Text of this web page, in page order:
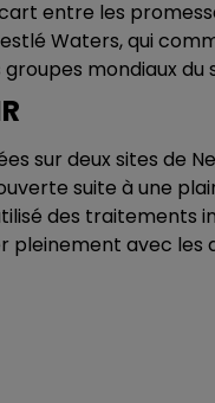
entre les
Waters, qui
mondiaux du
sur deux sites de
suite à une
des traitements
pleinement avec les